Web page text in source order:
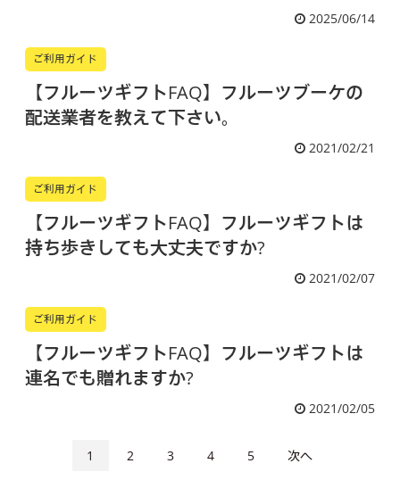
2025/06/14
ご利用ガイド
【フルーツギフトFAQ】フルーツブーケの
配送業者を教えて下さい。
2021/02/21
ご利用ガイド
【フルーツギフトFAQ】フルーツギフトは
持ち歩きしても大丈夫ですか?
2021/02/07
ご利用ガイド
【フルーツギフトFAQ】フルーツギフトは
連名でも贈れますか?
2021/02/05
1 2 3 4 5 次へ